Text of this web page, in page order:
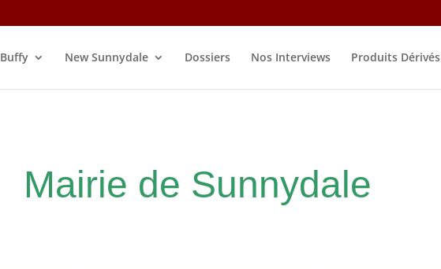
Buffy New Sunnydale Dossiers Nos Interviews Produits Dérivés
Mairie de Sunnydale